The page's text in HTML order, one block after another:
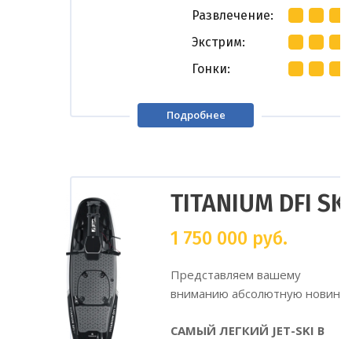
Развлечение
Экстрим
Гонки
Подробнее
TITANIUM DFI SKI
1 750 000 руб.
Представляем вашему
вниманию абсолютную
САМЫЙ ЛЕГКИЙ JET-SKI В